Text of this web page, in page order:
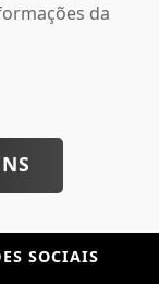
da
SOCIAIS